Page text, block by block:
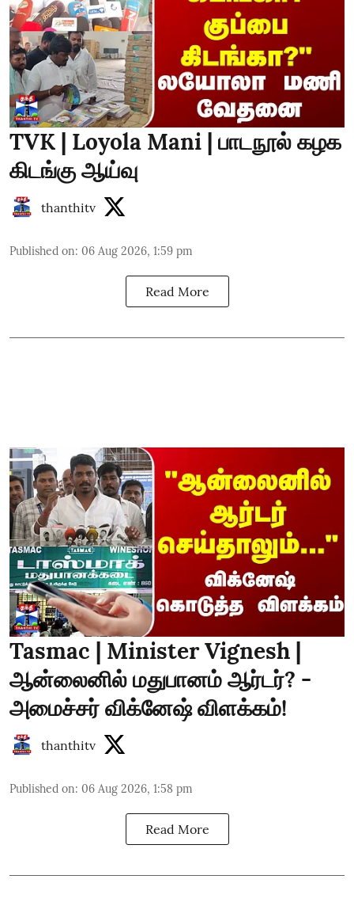
TVK | Loyola Mani | பாடநூல் கழக
கிடங்கு ஆய்வு
thanthitv
Published on: 06 Aug 2026, 1:59 pm
Read More
Tasmac | Minister Vignesh |
ஆன்லைனில் மதுபானம் ஆர்டர்? -
அமைச்சர் விக்னேஷ் விளக்கம்!
thanthitv
Published on: 06 Aug 2026, 1:58 pm
Read More